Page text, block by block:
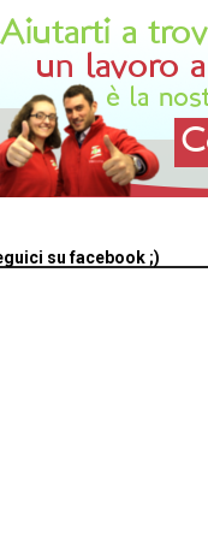
su facebook ;)